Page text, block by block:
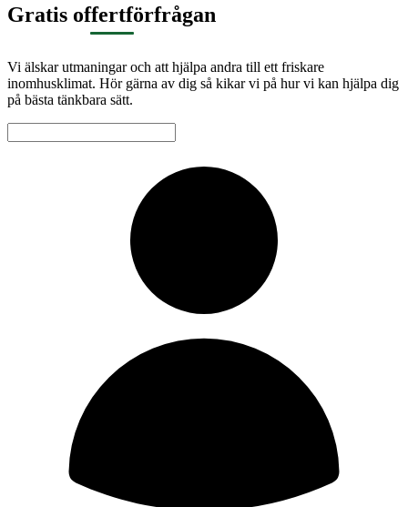
Gratis offertförfrågan
Vi älskar utmaningar och att hjälpa andra till ett friskare
inomhusklimat. Hör gärna av dig så kikar vi på hur vi kan hjälpa dig
på bästa tänkbara sätt.